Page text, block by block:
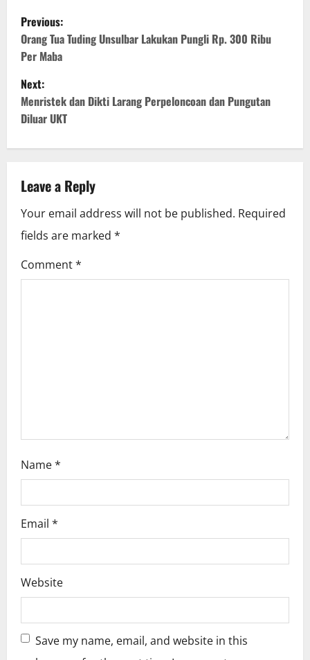
P
o
s
t
n
v
i
g
a
Previous:
Orang Tua Tuding Unsulbar Lakukan Pungli Rp. 300 Ribu
Per Maba
Next:
Menristek dan Dikti Larang Perpeloncoan dan Pungutan
Diluar UKT
Leave a Reply
Your email address will not be published. Required
fields are marked *
Comment*
Name*
Email *
Website
Save my name, email, and website in this